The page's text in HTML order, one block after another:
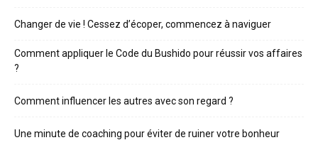
Changer de vie ! Cessez d’écoper, commencez à naviguer
Comment appliquer le Code du Bushido pour réussir vos affaires
?
Comment influencer les autres avec son regard ?
Une minute de coaching pour éviter de ruiner votre bonheur